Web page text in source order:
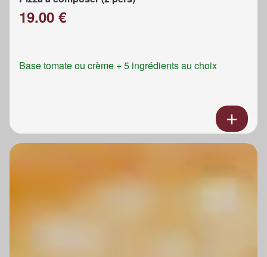
19.00 €
Base tomate ou crème + 5 ingrédients au choix